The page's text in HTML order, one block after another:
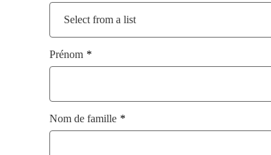
Select from a list
Prénom
Nom de famille